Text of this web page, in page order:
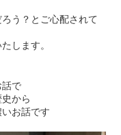
う？とご心配されて
します。
話で
から
お話です